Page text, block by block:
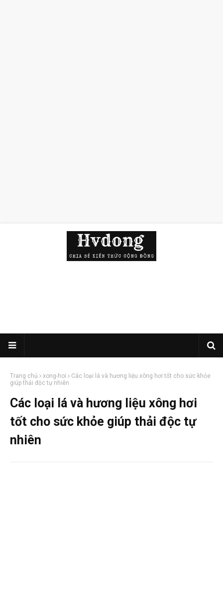
Trang chủ xong-hoi
Các loại lá và hương liệu xông hơi tốt cho sức khỏe
giúp thải độc tự nhiên
Các loại lá và hương liệu xông hơi
tốt cho sức khỏe giúp thải độc tự
nhiên